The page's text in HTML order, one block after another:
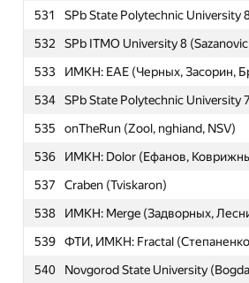
531
SPb State Polytechnic University
532
SPb ITMO University 8
533
ИМКН: EAE (Черных, Засорин,
534
SPb State Polytechnic University
535
onTheRun (Zool, nghiand, NSV)
536
ИМКН: Dolor (Ефанов,
537
Craben (Tviskaron)
538
ИМКН: Merge (Задворных,
539
ФТИ, ИМКН: Fractal
540
Novgorod State University
508
SPb Academic University 6
509
Makarov SU of Maritime and
510
Kant FU 1 Oh, my code (Kharybin)
511
SPb State University 10 (Plotkin,
512
Timur_Sitdikov
513
SPb ITMO University 14
514
SPb ITMO University 6 (Itegulov,
515
Mozhaisky Military Space
516
Liran Markin
517
Thanh Trung Nguyen